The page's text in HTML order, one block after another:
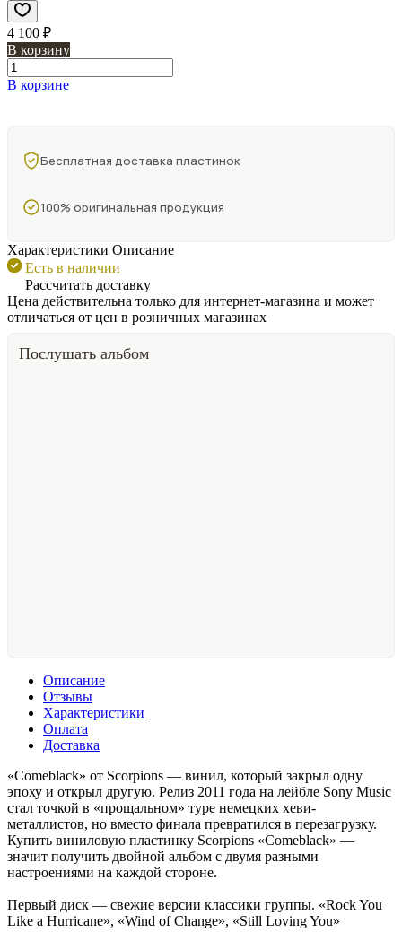
4 100 ₽
В корзину
В корзине
Бесплатная доставка пластинок
100% оригинальная продукция
Характеристики Описание
Есть в наличии
Рассчитать доставку
Цена действительна только для интернет-магазина и может
отличаться от цен в розничных магазинах
Послушать альбом
Описание
Отзывы
Характеристики
Оплата
Доставка
«Comeblack» от Scorpions — винил, который закрыл одну
эпоху и открыл другую. Релиз 2011 года на лейбле Sony Music
стал точкой в «прощальном» туре немецких хеви-
металлистов, но вместо финала превратился в перезагрузку.
Купить виниловую пластинку Scorpions «Comeblack» —
значит получить двойной альбом с двумя разными
настроениями на каждой стороне.
Первый диск — свежие версии классики группы. «Rock You
Like a Hurricane», «Wind of Change», «Still Loving You»